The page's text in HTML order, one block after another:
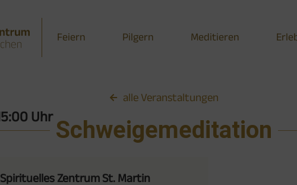
Feiern Pilgern Meditieren
alle Veranstaltungen
Uhr Schweigemeditation
Spirituelles Zentrum St. Martin